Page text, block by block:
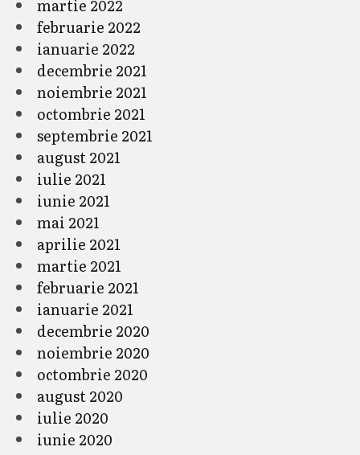
martie 2022
februarie 2022
ianuarie 2022
decembrie 2021
noiembrie 2021
octombrie 2021
septembrie 2021
august 2021
iulie 2021
iunie 2021
mai 2021
aprilie 2021
martie 2021
februarie 2021
ianuarie 2021
decembrie 2020
noiembrie 2020
octombrie 2020
august 2020
iulie 2020
iunie 2020